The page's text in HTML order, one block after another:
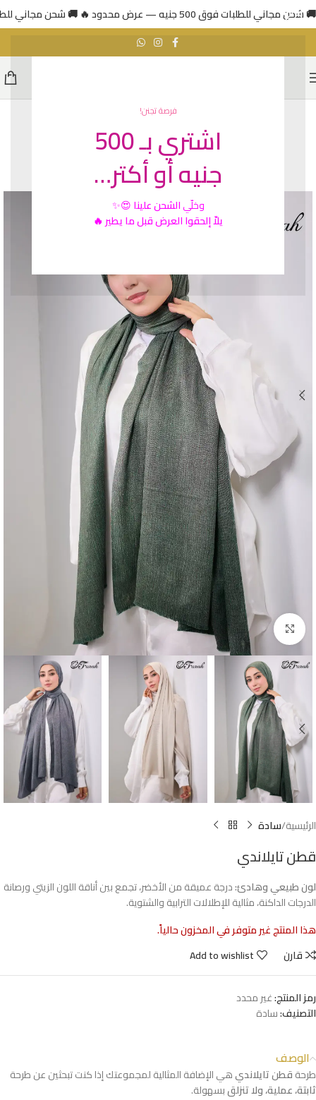
فرصة تجنن!
اشتري بـ 500
جنيه أو أكتر…
وخلّيالشحن علينا😍✨
يلاّ إلحقوا العرض قبل ما يطير 🔥
🚚 شحن مجاني للطلبات فوق 500 جنيه — عرض محدود 🔥 🚚 شحن مجاني للطلبات فوق 500
Click to enlarge
الرئيسية سادة
قطن تايلاندي
لون طبيعي وهادئ:درجة عميقة من الأخضر، تجمع بين أناقة اللون الزيتي ورصانة
الدرجات الداكنة، مثالية للإطلالات الترابية والشتوية.
هذا المنتج غير متوفر في المخزون حالياً.
قارن
Add to wishlist
رمز المنتج:غير محدد
التصنيف:سادة
الوصف
طرحةقطن تايلانديهي الإضافة المثالية لمجموعتك إذا كنت تبحثين عن طرحة
ثابتة، عملية، ولا تنزلقبسهولة.